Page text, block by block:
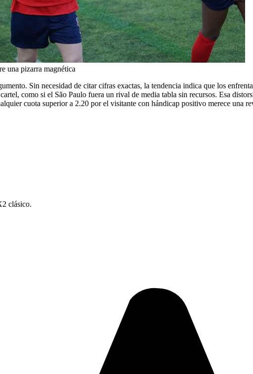
una pizarra magnética
Sin necesidad de citar cifras exactas, la tendencia indica que los
como si el São Paulo fuera un rival de media tabla sin recursos. Esa
cuota superior a 2.20 por el visitante con hándicap positivo merece una
clásico.